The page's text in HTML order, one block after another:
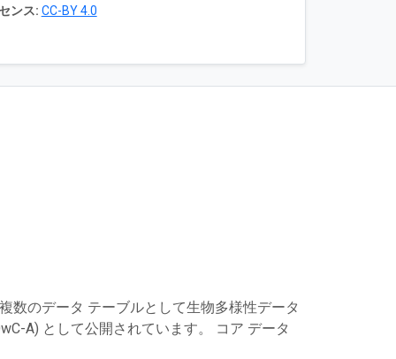
ンス: CC-BY 4.0
数のデータ テーブルとして生物多様性データ
A) として公開されています。 コア データ